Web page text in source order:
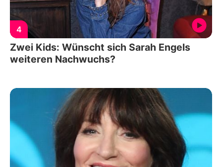
4
Zwei Kids: Wünscht sich Sarah Engels
weiteren Nachwuchs?